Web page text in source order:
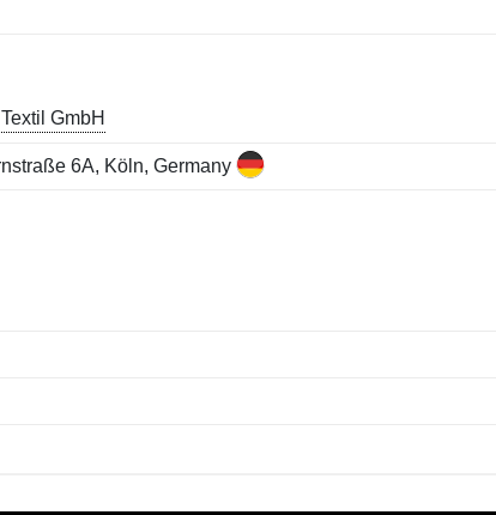
GmbH
6A, Köln, Germany